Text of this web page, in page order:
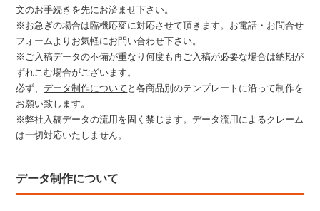
文のお手続きを先にお済ませ下さい。
※お急ぎの場合は臨機応変に対応させて頂きます。お電話・お問合せ
フォームよりお気軽にお問い合わせ下さい。
※ご入稿データの不備が重なり何度も再ご入稿が必要な場合は納期が
ずれこむ場合がございます。
必ず、データ制作について と各商品別のテンプレートに沿って制作を
お願い致します。
※弊社入稿データの流用を固く禁じます。データ流用によるクレーム
は一切対応いたしません。
データ制作について